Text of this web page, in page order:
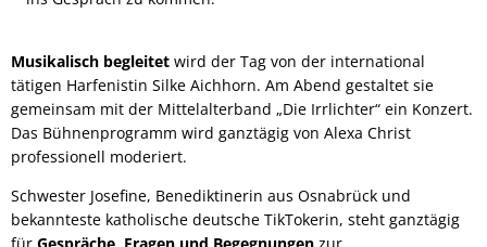
Musikalisch begleitet wird der Tag von der international
tätigen Harfenistin Silke Aichhorn. Am Abend gestaltet sie
gemeinsam mit der Mittelalterband „Die Irrlichter“ ein Konzert.
Das Bühnenprogramm wird ganztägig von Alexa Christ
professionell moderiert.
Schwester Josefine, Benediktinerin aus Osnabrück und
bekannteste katholische deutsche TikTokerin, steht ganztägig
für Gespräche, Fragen und Begegnungen zur